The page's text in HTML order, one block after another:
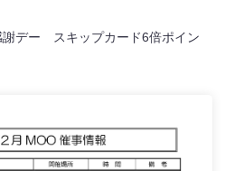
謝デー スキップカード6倍ポイン